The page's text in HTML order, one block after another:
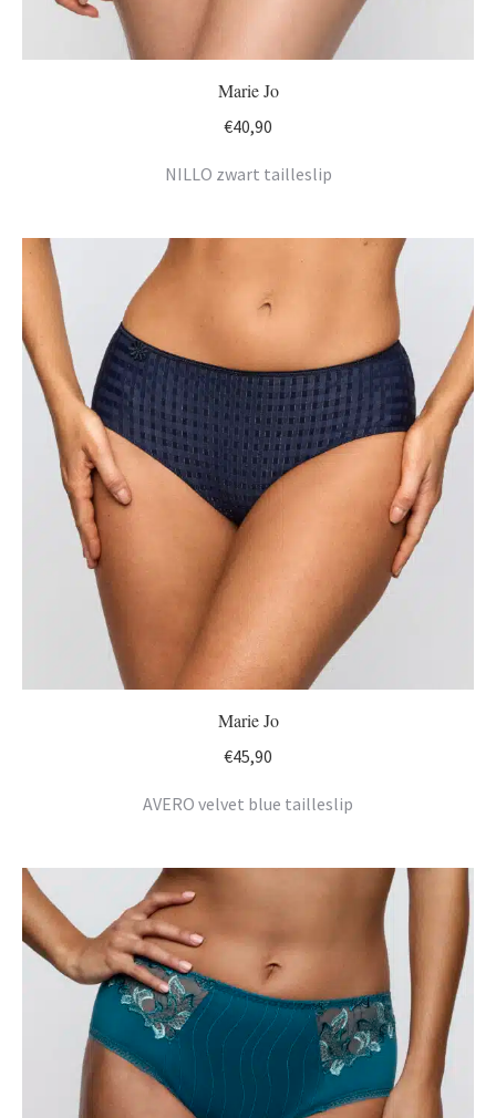
Marie Jo
€40,90
NILLO zwart tailleslip
Marie Jo
€45,90
AVERO velvet blue tailleslip